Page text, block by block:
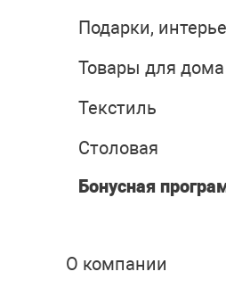
Подарки,
Товары для дома
Текстиль
Столовая
Бонусная
О компании